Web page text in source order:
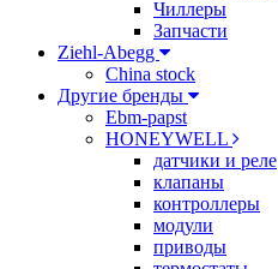
Чиллеры
Запчасти
Ziehl-Abegg
China stock
Другие бренды
Ebm-papst
HONEYWELL
датчики и реле
клапаны
контроллеры
модули
приводы